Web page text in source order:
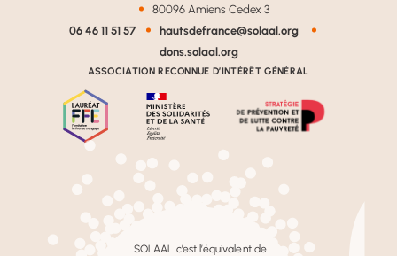
SOLAAL c’est l’équivalent de
80096 Amiens Cedex 3
06 46 11 51 57
hautsdefrance@solaal.org
dons.solaal.org
ASSOCIATION RECONNUE D’INTÉRÊT GÉNÉRAL